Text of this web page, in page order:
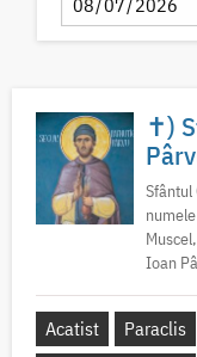
✝)
Sfântul
Ioan
Acatist Paraclis